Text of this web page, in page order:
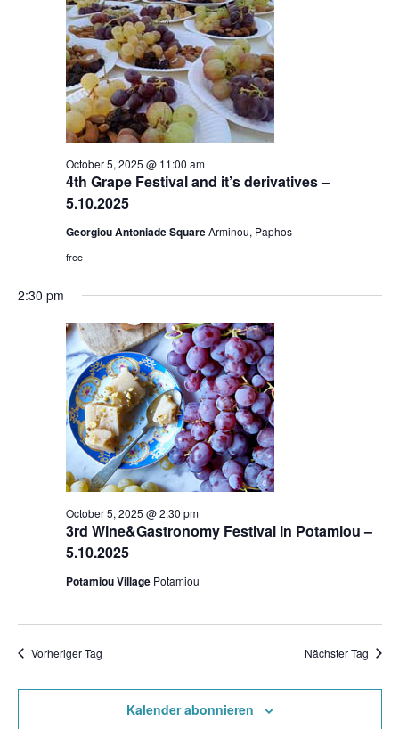
4th Grape Festival and it’s derivatives –
5.10.2025
October 5, 2025 @ 11:00 am
Georgiou Antoniade SquareArminou, Paphos
free
2:30 pm
3rd Wine&Gastronomy Festival in Potamiou –
5.10.2025
October 5, 2025 @ 2:30 pm
Potamiou Village Potamiou
Vorheriger Tag Nächster Tag
Kalender abonnieren